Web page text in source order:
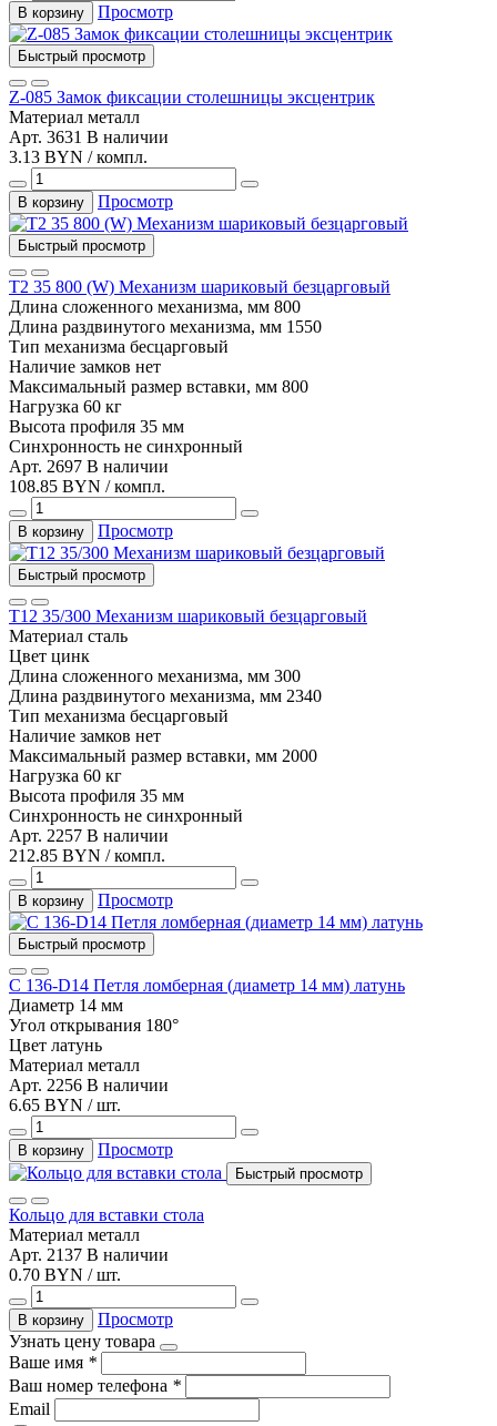
В корзину Просмотр
Быстрый просмотр
Z-085 Замок фиксации столешницы эксцентрик
Материал металл
Арт. 3631 В наличии
3.13 BYN / компл.
В корзину Просмотр
Быстрый просмотр
T2 35 800 (W) Механизм шариковый безцарговый
Длина сложенного механизма, мм 800
Длина раздвинутого механизма, мм 1550
Тип механизма бесцарговый
Наличие замков нет
Максимальный размер вставки, мм 800
Нагрузка 60 кг
Высота профиля 35 мм
Синхронность не синхронный
Арт. 2697 В наличии
108.85 BYN / компл.
В корзину Просмотр
Быстрый просмотр
T12 35/300 Механизм шариковый безцарговый
Материал сталь
Цвет цинк
Длина сложенного механизма, мм 300
Длина раздвинутого механизма, мм 2340
Тип механизма бесцарговый
Наличие замков нет
Максимальный размер вставки, мм 2000
Нагрузка 60 кг
Высота профиля 35 мм
Синхронность не синхронный
Арт. 2257 В наличии
212.85 BYN / компл.
В корзину Просмотр
Быстрый просмотр
С 136-D14 Петля ломберная (диаметр 14 мм) латунь
Диаметр 14 мм
Угол открывания 180°
Цвет латунь
Материал металл
Арт. 2256 В наличии
6.65 BYN / шт.
В корзину Просмотр
Быстрый просмотр
Кольцо для вставки стола
Материал металл
Арт. 2137 В наличии
0.70 BYN / шт.
В корзину
Просмотр
Узнать цену товара
Ваше имя *
Ваш номер телефона *
Email